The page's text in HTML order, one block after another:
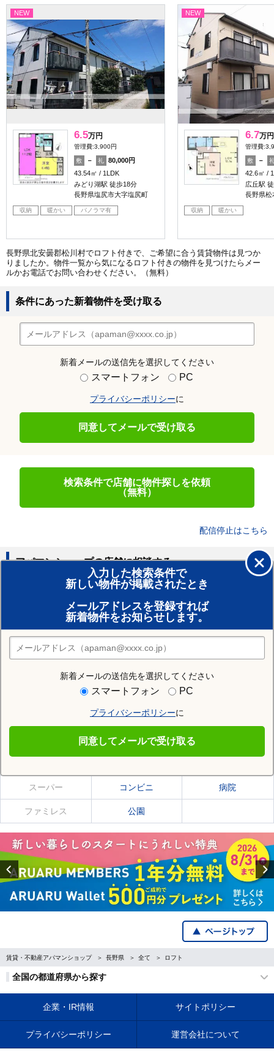
NEW
6.5万円
管理費:3,900円
敷 － 礼
80,000円
43.54㎡
1LDK
みどり湖駅 徒歩18分
長野県塩尻市大字塩尻町
収納 暖かい パノラマ有
NEW
6.7万円
管理費
敷 －
42.6㎡
広丘駅
長野県松
収納 暖かい
長野県北安曇郡松川村でロフト付きで、ご希望に合う賃貸物件は見つか
りましたか。物件一覧から気になるロフト付きの物件を見つけたらメー
ルかお電話でお問い合わせください。（無料）
条件にあった新着物件を受け取る
新着メールの送信先を選択してください
スマートフォン PC
プライバシーポリシーに
同意してメールで受け取る
検索条件で店舗に物件探しを依頼
（無料）
配信停止はこちら
入力した検索条件で
新しい物件が掲載されたとき
メールアドレスを登録すれば
新着物件をお知らせします。
新着メールの送信先を選択してください
スマートフォン PC
プライバシーポリシーに
同意してメールで受け取る
アパマンショップの店舗に相談する
賃貸のプロがお部屋探し！
おまかせ物件リクエスト
住みたい街の店舗を探す
店舗検索
住む街研究所で北安曇郡松川村の情報を見る
北安曇郡松川村の施設一覧
スーパー コンビニ 病院
ファミレス 公園
Previous
賃貸・不動産アパマンショップ 長野県 全て ロフト
全国の都道府県から探す
企業・IR情報 サイトポリシー
プライバシーポリシー 運営会社について